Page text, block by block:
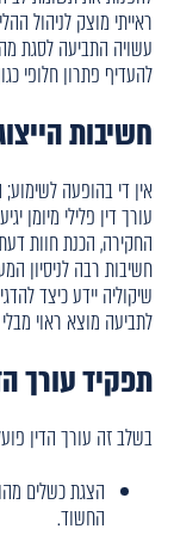
ראייתי מוצק לניהול
עשויה התביעה לסגת
להעדיף פתרון חלופי
חשיבות
אין די בהופעה
עורך דין פלילי מיומן
החקירה, הכנת חוות
חשיבות רבה לניסיון
שיקוליה יידע כיצד
לתביעה מוצא ראוי
תפקיד עורך
בשלב זה עורך הדין
הצגת כשלים
החשוד.